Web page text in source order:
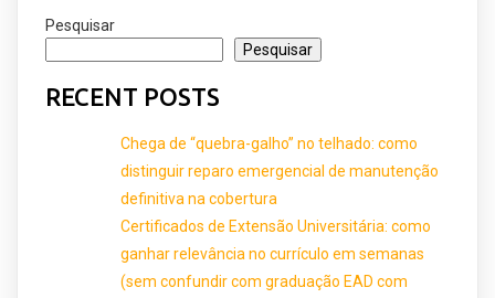
Pesquisar
Pesquisar
RECENT POSTS
Chega de “quebra-galho” no telhado: como
distinguir reparo emergencial de manutenção
definitiva na cobertura
Certificados de Extensão Universitária: como
ganhar relevância no currículo em semanas
(sem confundir com graduação EAD com